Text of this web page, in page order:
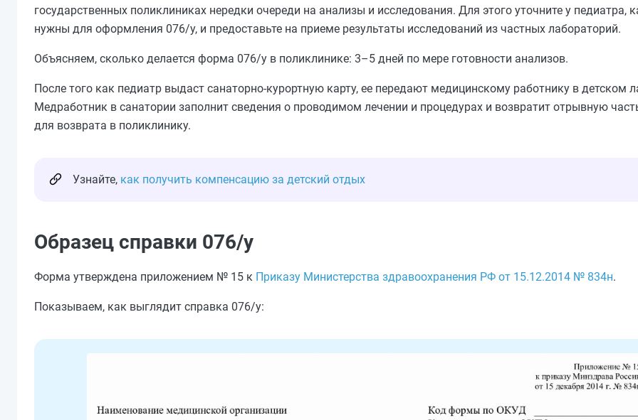
государственных поликлиниках нередки очереди на анализы и исследования. Для этого уточните у педиатра,
нужны для оформления 076/у, и предоставьте на приеме результаты исследований из частных лабораторий.
Объясняем, сколько делается форма 076/у в поликлинике: 3–5 дней по мере готовности анализов.
После того как педиатр выдаст санаторно-курортную карту, ее передают медицинскому работнику в детском
Медработник в санатории заполнит сведения о проводимом лечении и процедурах и возвратит отрывную
для возврата в поликлинику.
Узнайте, как получить компенсацию за детский отдых
Образец справки 076/у
Форма утверждена приложением № 15 к Приказу Министерства здравоохранения РФ от 15.12.2014 № 834н.
Показываем, как выглядит справка 076/у: